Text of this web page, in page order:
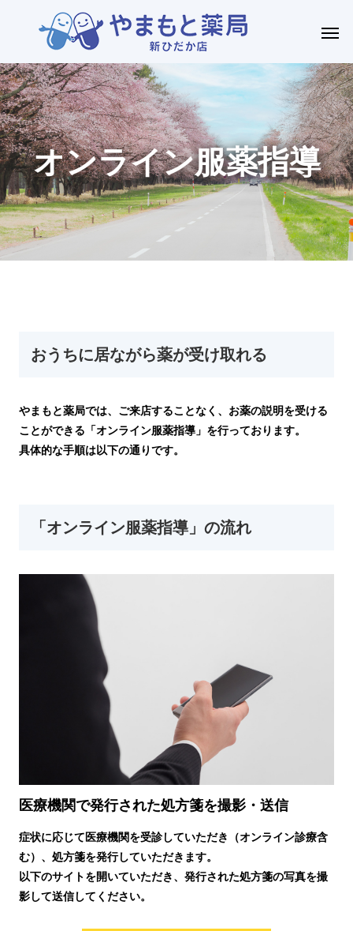
オンライン服薬指導
おうちに居ながら薬が受け取れる
やまもと薬局では、ご来店することなく、お薬の説明を受ける
ことができる「オンライン服薬指導」を行っております。
具体的な手順は以下の通りです。
「オンライン服薬指導」の流れ
医療機関で発行された処方箋を撮影・送信
症状に応じて医療機関を受診していただき（オンライン診療含
む）、処方箋を発行していただきます。
以下のサイトを開いていただき、発行された処方箋の写真を撮
影して送信してください。